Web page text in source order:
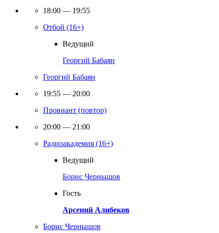
18:00 — 19:55
Отбой (16+)
Ведущий
Георгий Бабаян
Георгий Бабаян
19:55 — 20:00
Провиант (повтор)
20:00 — 21:00
Радиоакадемия (16+)
Ведущий
Борис Чернышов
Гость
Арсений Алибеков
Борис Чернышов